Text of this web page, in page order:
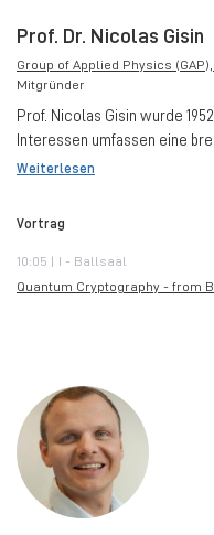
Prof. Dr. Nicolas Gisin
Group of Applied Physics
Mitgründer
Prof. Nicolas Gisin wurde
Interessen umfassen eine
Weiterlesen
Vortrag
10:05 | I - Ballsaal
Quantum Cryptography - from